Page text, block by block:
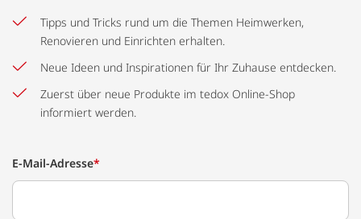
Tipps und Tricks rund um die Themen Heimwerken,
Renovieren und Einrichten erhalten.
Neue Ideen und Inspirationen für Ihr Zuhause entdecken.
Zuerst über neue Produkte im tedox Online-Shop
informiert werden.
E-Mail-Adresse*